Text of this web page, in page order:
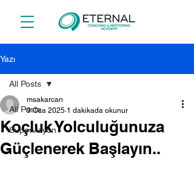
Yazı
All Posts
Supervizyon
All Posts
Koçluk Yolculuğunuza
Güçlenerek Başlayın..
msakarcan
9 Oca 2025 1 dakikada okunur